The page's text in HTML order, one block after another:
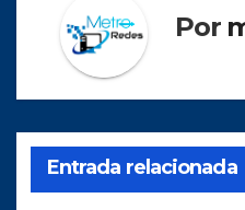
Por
Entrada relacionada